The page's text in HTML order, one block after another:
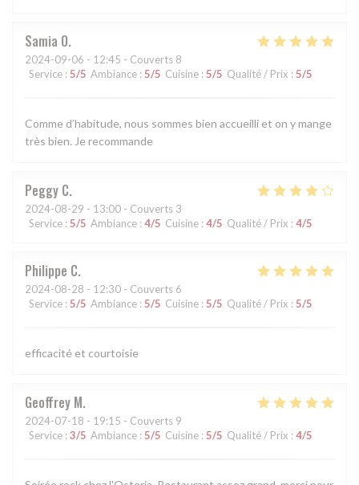
Samia O
2024-09-06 - 12:45 - Couverts 8
Service : 5/5 Ambiance : 5/5 Cuisine : 5/5 Qualité / Prix : 5/5
Comme d’habitude, nous sommes bien accueilli et on y mange
très bien. Je recommande
Peggy C
2024-08-29 - 13:00 - Couverts 3
Service : 5/5 Ambiance : 4/5 Cuisine : 4/5 Qualité / Prix : 4/5
Philippe C
2024-08-28 - 12:30 - Couverts 6
Service : 5/5 Ambiance : 5/5 Cuisine : 5/5 Qualité / Prix : 5/5
efficacité et courtoisie
Geoffrey M
2024-07-18 - 19:15 - Couverts 9
Service : 3/5 Ambiance : 5/5 Cuisine : 5/5 Qualité / Prix : 4/5